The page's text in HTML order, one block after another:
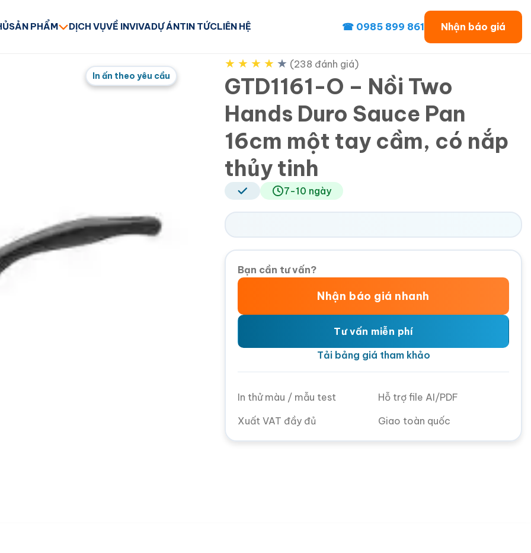
SẢN PHẨM DỊCH VỤVỀ INVIVADỰ ÁNTIN TỨCLIÊN HỆ ☎ 0985 899 861 Nhận báo giá
In ấn theo yêu cầu
★ ★ ★ ★ ★ (238 đánh giá)
GTD1161-O – Nồi Two
Hands Duro Sauce Pan
16cm một tay cầm, có nắp
thủy tinh
7-10 ngày
Bạn cần tư vấn?
Nhận báo giá nhanh
Tư vấn miễn phí
Tải bảng giá tham khảo
In thử màu / mẫu test
Hỗ trợ file AI/PDF
Xuất VAT đầy đủ
Giao toàn quốc